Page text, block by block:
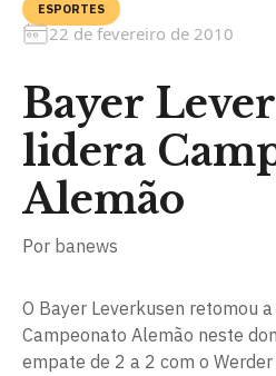
ESPORTES
22 de fevereiro de 2010
Bayer
lidera
Alemão
Por banews
O Bayer Leverkusen retomou
Campeonato Alemão neste
empate de 2 a 2 com o